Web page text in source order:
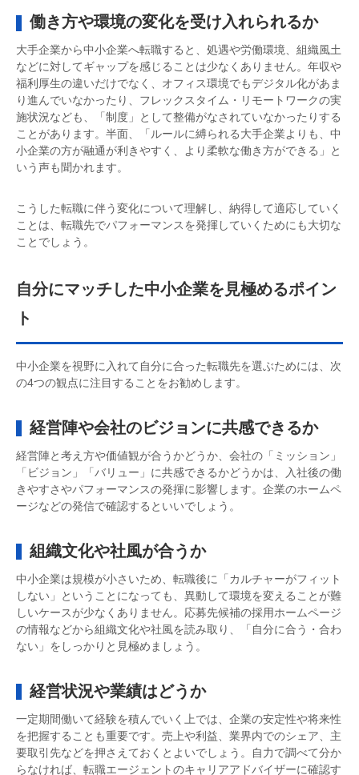
働き方や環境の変化を受け入れられるか
大手企業から中小企業へ転職すると、処遇や労働環境、組織風土
などに対してギャップを感じることは少なくありません。年収や
福利厚生の違いだけでなく、オフィス環境でもデジタル化があま
り進んでいなかったり、フレックスタイム・リモートワークの実
施状況なども、「制度」として整備がなされていなかったりする
ことがあります。半面、「ルールに縛られる大手企業よりも、中
小企業の方が融通が利きやすく、より柔軟な働き方ができる」と
いう声も聞かれます。
こうした転職に伴う変化について理解し、納得して適応していく
ことは、転職先でパフォーマンスを発揮していくためにも大切な
ことでしょう。
自分にマッチした中小企業を見極めるポイン
ト
中小企業を視野に入れて自分に合った転職先を選ぶためには、次
の4つの観点に注目することをお勧めします。
経営陣や会社のビジョンに共感できるか
経営陣と考え方や価値観が合うかどうか、会社の「ミッション」
「ビジョン」「バリュー」に共感できるかどうかは、入社後の働
きやすさやパフォーマンスの発揮に影響します。企業のホームペ
ージなどの発信で確認するといいでしょう。
組織文化や社風が合うか
中小企業は規模が小さいため、転職後に「カルチャーがフィット
しない」ということになっても、異動して環境を変えることが難
しいケースが少なくありません。応募先候補の採用ホームページ
の情報などから組織文化や社風を読み取り、「自分に合う・合わ
ない」をしっかりと見極めましょう。
経営状況や業績はどうか
一定期間働いて経験を積んでいく上では、企業の安定性や将来性
を把握することも重要です。売上や利益、業界内でのシェア、主
要取引先などを押さえておくとよいでしょう。自力で調べて分か
らなければ、転職エージェントのキャリアアドバイザーに確認す